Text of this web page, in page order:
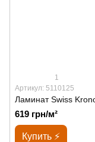
1
Артикул: 5110125
Ламинат Swiss
619 грн/м²
Купить ⚡